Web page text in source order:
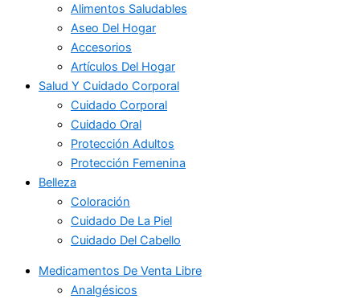
Alimentos Saludables
Aseo Del Hogar
Accesorios
Artículos Del Hogar
Salud Y Cuidado Corporal
Cuidado Corporal
Cuidado Oral
Protección Adultos
Protección Femenina
Belleza
Coloración
Cuidado De La Piel
Cuidado Del Cabello
Medicamentos De Venta Libre
Analgésicos